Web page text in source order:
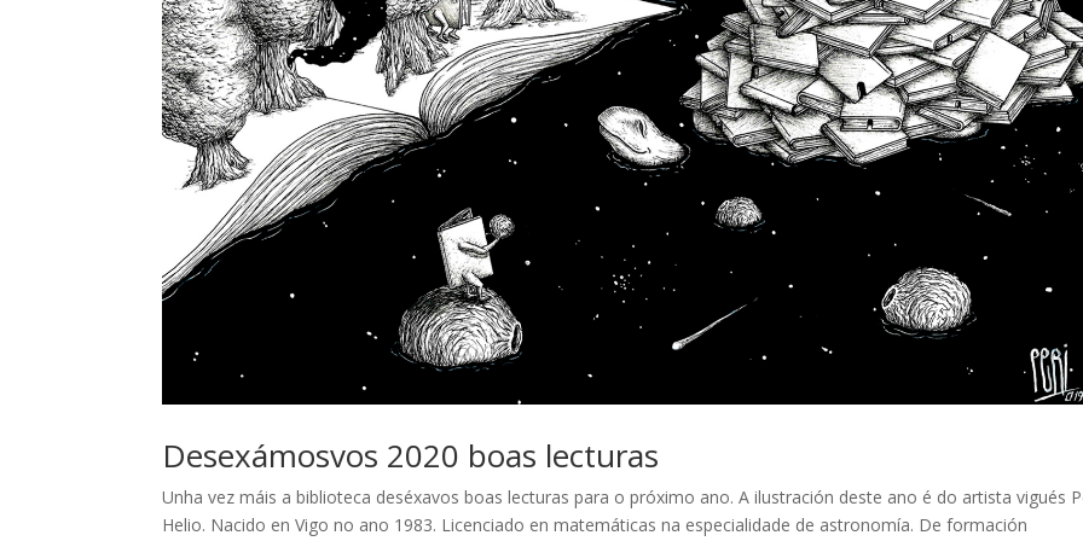
Desexámosvos 2020 boas lecturas
Unha vez máis a biblioteca deséxavos boas lecturas para o próximo ano. A ilustración deste ano é do artista vigués
Helio. Nacido en Vigo no ano 1983. Licenciado en matemáticas na especialidade de astronomía. De formación